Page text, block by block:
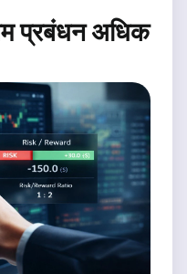
प्रबंधन अधिक